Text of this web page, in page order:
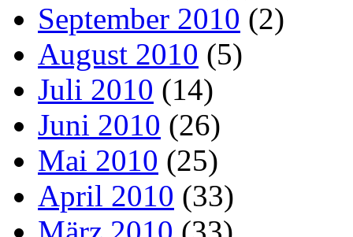
September 2010 (2)
August 2010 (5)
Juli 2010 (14)
Juni 2010 (26)
Mai 2010 (25)
April 2010 (33)